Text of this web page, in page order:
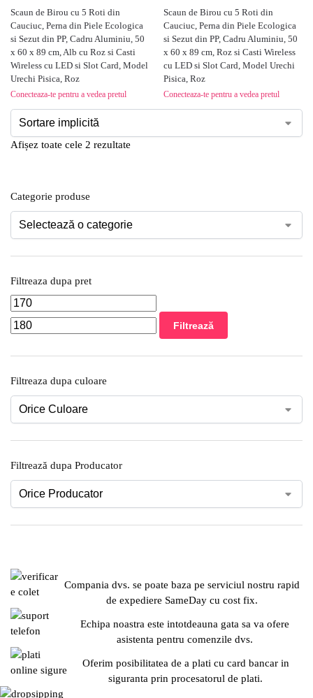
Scaun de Birou cu 5 Roti din
Cauciuc, Perna din Piele Ecologica
si Sezut din PP, Cadru Aluminiu, 50
x 60 x 89 cm, Alb cu Roz si Casti
Wireless cu LED si Slot Card, Model
Urechi Pisica, Roz
Conecteaza-te pentru a vedea pretul
Scaun de Birou cu 5 Roti din
Cauciuc, Perna din Piele Ecologica
si Sezut din PP, Cadru Aluminiu, 50
x 60 x 89 cm, Roz si Casti Wireless
cu LED si Slot Card, Model Urechi
Pisica, Roz
Conecteaza-te pentru a vedea pretul
Afișez toate cele 2 rezultate
Categorie produse
Filtreaza dupa pret
Filtrează
Filtreaza dupa culoare
Filtrează dupa Producator
Compania dvs. se poate baza pe serviciul nostru rapid
de expediere SameDay cu cost fix.
Echipa noastra este intotdeauna gata sa va ofere
asistenta pentru comenzile dvs.
Oferim posibilitatea de a plati cu card bancar in
siguranta prin procesatorul de plati.